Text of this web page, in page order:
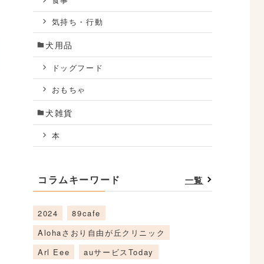
気持ち・行動
犬用品
ドッグフード
おもちゃ
犬雑貨
本
コラムキーワード 一覧
2024
89cafe
Alohaさおり自由が丘クリニック
Arl Eee
auサービスToday